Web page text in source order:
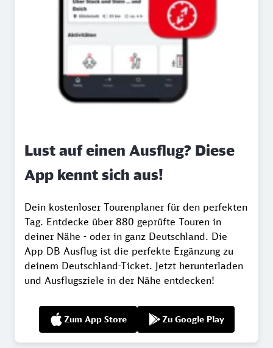
Lust auf einen Ausflug? Diese
App kennt sich aus!
Dein kostenloser Tourenplaner für den perfekten
Tag. Entdecke über 880 geprüfte Touren in
deiner Nähe - oder in ganz Deutschland. Die
App DB Ausflug ist die perfekte Ergänzung zu
deinem Deutschland-Ticket. Jetzt herunterladen
und Ausflugsziele in der Nähe entdecken!
Zum App Store Zu Google Play